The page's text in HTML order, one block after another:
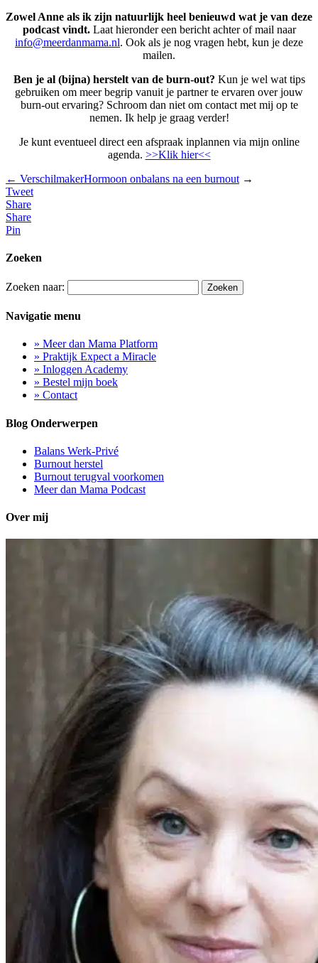
Zowel Anne als ik zijn natuurlijk heel benieuwd wat je van deze
podcast vindt.Laat hieronder een bericht achter of mail naar
info@meerdanmama.nl. Ook als je nog vragen hebt, kun je deze
mailen.
Ben je al (bijna) herstelt van de burn-out? Kun je wel wat tips
gebruiken om meer begrip vanuit je partner te ervaren over jouw
burn-out ervaring? Schroom dan niet om contact met mij op te
nemen. Ik help je graag verder!
Je kunt eventueel direct een afspraak inplannen via mijn online
agenda. >>Klik hier<<
← VerschilmakerHormoon onbalans na een burnout →
Tweet
Share
Share
Pin
Zoeken
Zoeken naar:
Navigatie menu
» Meer dan Mama Platform
» Praktijk Expect a Miracle
» Inloggen Academy
» Bestel mijn boek
» Contact
Blog Onderwerpen
Balans Werk-Privé
Burnout herstel
Burnout terugval voorkomen
Meer dan Mama Podcast
Over mij